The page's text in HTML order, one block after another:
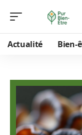
Actualité Bien-